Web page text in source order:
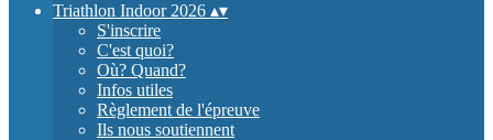
Triathlon Indoor 2026 ▴▾
S'inscrire
C'est quoi?
Où? Quand?
Infos utiles
Règlement de l'épreuve
Ils nous soutiennent